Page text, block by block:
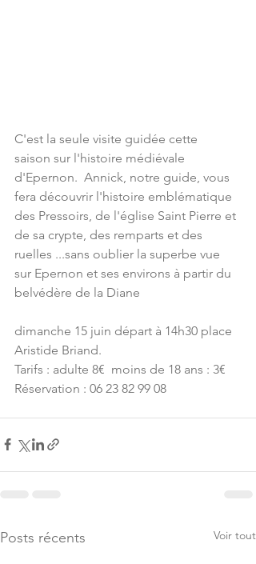
C'est la seule visite guidée cette
saison sur l'histoire médiévale
d'Epernon.  Annick, notre guide, vous
fera découvrir l'histoire emblématique
des Pressoirs, de l'église Saint Pierre et
de sa crypte, des remparts et des
ruelles ...sans oublier la superbe vue
sur Epernon et ses environs à partir du
belvédère de la Diane
dimanche 15 juin départ à 14h30 place
Aristide Briand.
Tarifs : adulte 8€  moins de 18 ans : 3€
Réservation : 06 23 82 99 08
Posts récents Voir tout